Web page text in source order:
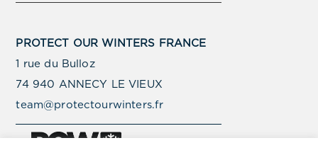
PROTECT OUR WINTERS FRANCE
1 rue du Bulloz
74 940 ANNECY LE VIEUX
team@protectourwinters.fr